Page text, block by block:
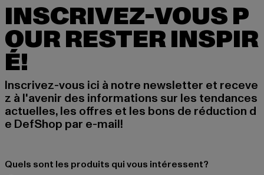
INSCRIVEZ-VOUS P
OUR RESTER INSPIR
É!
Inscrivez-vous ici à notre newsletter et receve
z à l'avenir des informations sur les tendances
actuelles, les offres et les bons de réduction d
e DefShop par e-mail!
Quels sont les produits qui vous intéressent?